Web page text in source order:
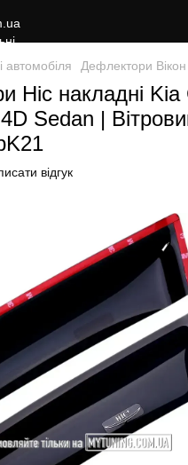
автомобіля Дефлектори Вікон
Hic накладні Kia
Sedan |
відгук